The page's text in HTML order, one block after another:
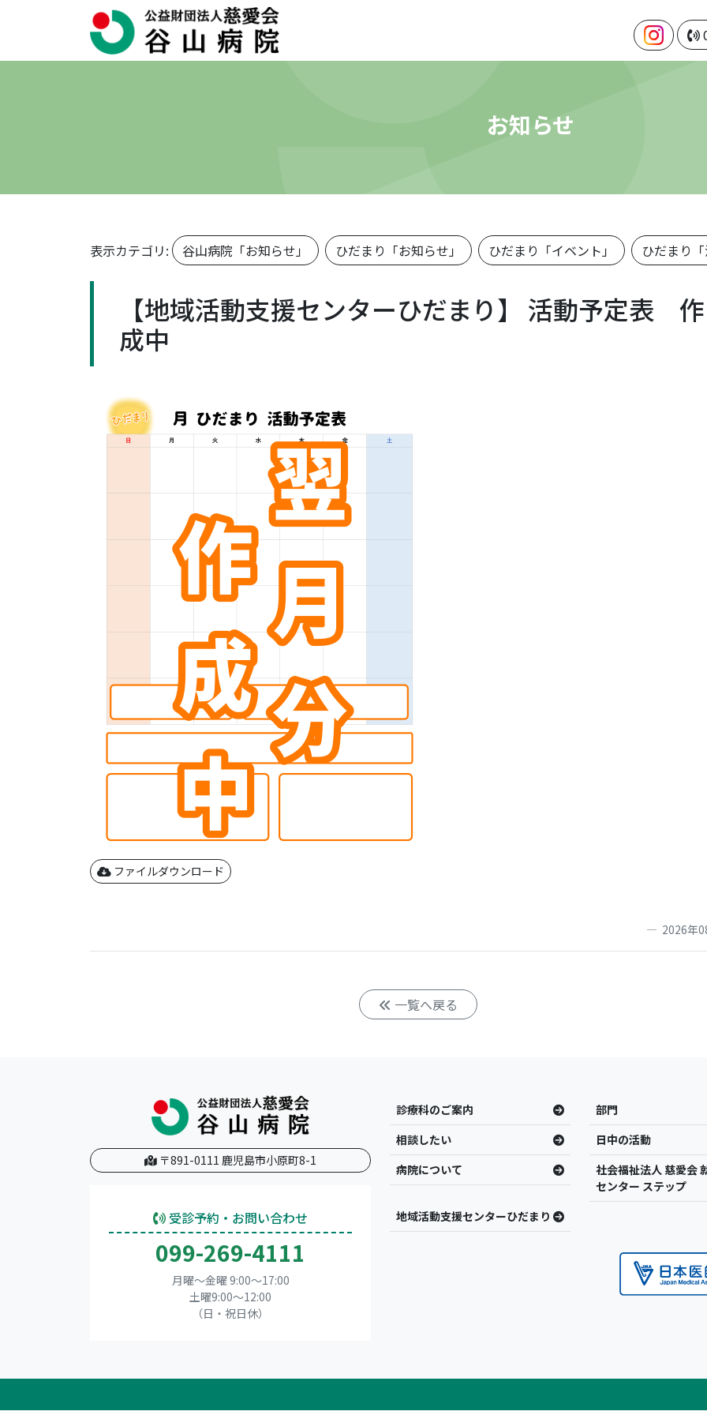
お知らせ
表示カテゴリ: 谷山病院「お知らせ」 ひだまり「お知らせ」 ひだまり「イベント」 ひだまり
【地域活動支援センターひだまり】 活動予定表 作
成中
ファイルダウンロード
2026年
一覧へ戻る
〒891-0111 鹿児島市小原町8-1
受診予約・お問い合わせ
099-269-4111
月曜～金曜 9:00～17:00
土曜9:00〜12:00
（日・祝日休）
診療科のご案内 部門
相談したい
日中の活動
病院について
社会福祉法人 慈愛会
センター ステップ
地域活動支援センターひだまり